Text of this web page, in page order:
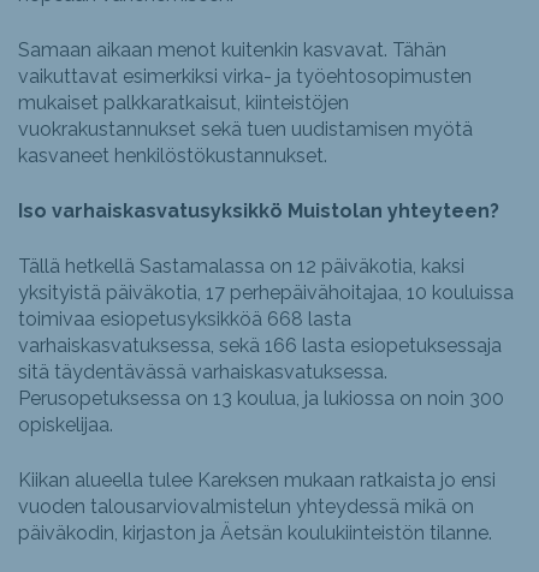
Samaan aikaan menot kuitenkin kasvavat. Tähän
vaikuttavat esimerkiksi virka- ja työehtosopimusten
mukaiset palkkaratkaisut, kiinteistöjen
vuokrakustannukset sekä tuen uudistamisen myötä
kasvaneet henkilöstökustannukset.
Iso varhaiskasvatusyksikkö Muistolan yhteyteen?
Tällä hetkellä Sastamalassa on 12 päiväkotia, kaksi
yksityistä päiväkotia, 17 perhepäivähoitajaa, 10 kouluissa
toimivaa esiopetusyksikköä 668 lasta
varhaiskasvatuksessa, sekä 166 lasta esiopetuksessaja
sitä täydentävässä varhaiskasvatuksessa.
Perusopetuksessa on 13 koulua, ja lukiossa on noin 300
opiskelijaa.
Kiikan alueella tulee Kareksen mukaan ratkaista jo ensi
vuoden talousarviovalmistelun yhteydessä mikä on
päiväkodin, kirjaston ja Äetsän koulukiinteistön tilanne.